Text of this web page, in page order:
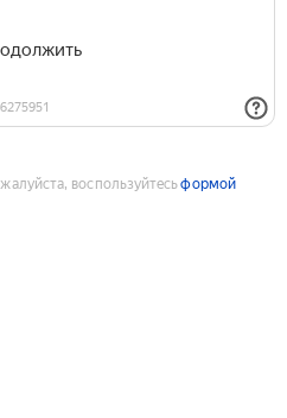
воспользуйтесьформой